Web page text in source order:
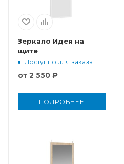
Зеркало Идея на
щите
Доступно для заказа
от 2 550 ₽
ПОДРОБНЕЕ